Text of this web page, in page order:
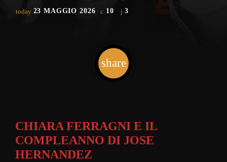
today 23 MAGGIO 2026 10 3
share
email
CHIARA FERRAGNI E IL
COMPLEANNO DI JOSE
HERNANDEZ